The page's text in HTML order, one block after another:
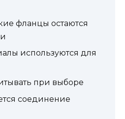
фланцы остаются
используются для
при выборе
соединение